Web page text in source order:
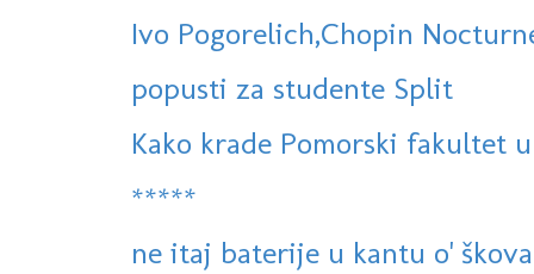
Ivo Pogorelich,Chopin
popusti za studente Split
Kako krade Pomorski fakultet
*****
ne itaj baterije u kantu o'